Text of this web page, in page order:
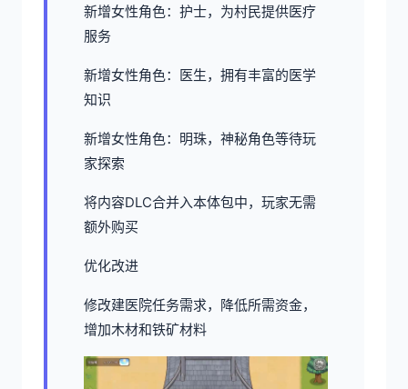
新增女性角色：护士，为村民提供医疗
服务
新增女性角色：医生，拥有丰富的医学
知识
新增女性角色：明珠，神秘角色等待玩
家探索
将内容DLC合并入本体包中，玩家无需
额外购买
优化改进
修改建医院任务需求，降低所需资金，
增加木材和铁矿材料